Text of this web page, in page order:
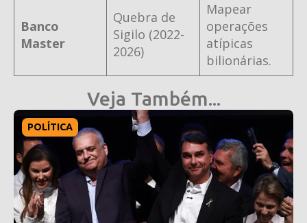
Banco
Master
Quebra de
Sigilo (2022-
2026)
Mapear
operações
atípicas
bilionárias.
Veja Também...
POLÍTICA